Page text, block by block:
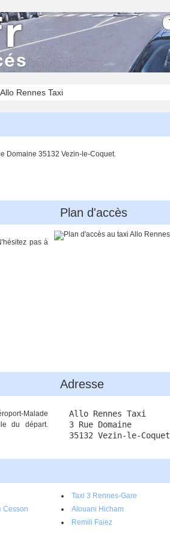
Allo Rennes Taxi
Domaine 35132 Vezin-le-Coquet.
pas à
Plan d'accès
Malade
du départ.
Adresse
Allo Rennes Taxi
3 Rue Domaine
35132 Vezin-le-Coquet
Taxi 3 Rennes-Gare
Cesson Alouani Hicham
Remili Faiez